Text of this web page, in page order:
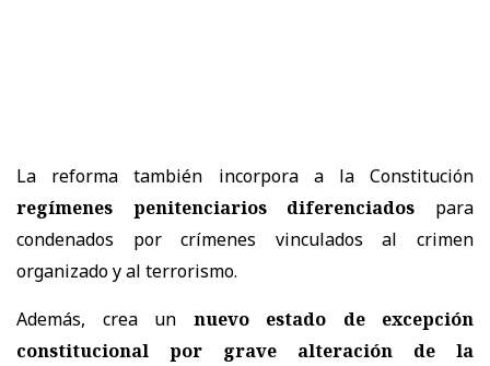
La reforma también incorpora a la Constitución
regímenes penitenciarios diferenciados para
condenados por crímenes vinculados al crimen
organizado y al terrorismo.
Además, crea un nuevo estado de excepción
constitucional por grave alteración de la